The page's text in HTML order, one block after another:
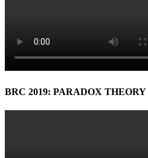
BRC 2019: PARADOX THEORY